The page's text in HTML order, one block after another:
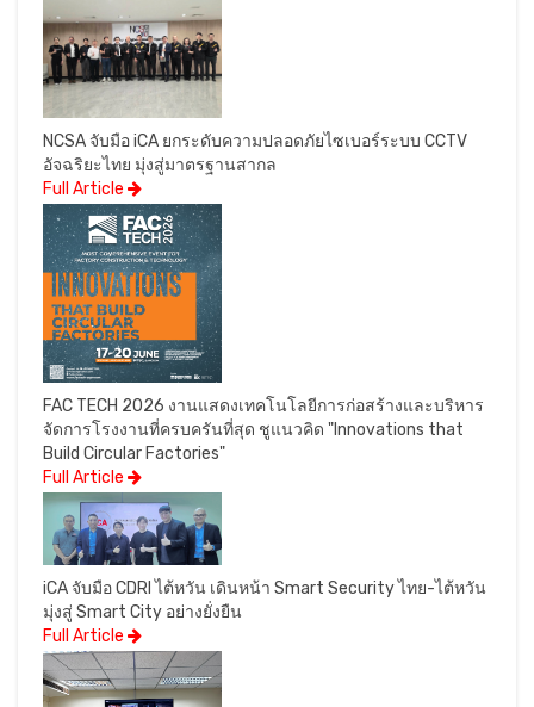
NCSA จับมือ iCA ยกระดับความปลอดภัยไซเบอร์ระบบ CCTV
อัจฉริยะไทย มุ่งสู่มาตรฐานสากล
Full Article
FAC TECH 2026 งานแสดงเทคโนโลยีการก่อสร้างและบริหาร
จัดการโรงงานที่ครบครันที่สุด ชูแนวคิด "Innovations that
Build Circular Factories"
Full Article
iCA จับมือ CDRI ไต้หวัน เดินหน้า Smart Security ไทย-ไต้หวัน
มุ่งสู่ Smart City อย่างยั่งยืน
Full Article